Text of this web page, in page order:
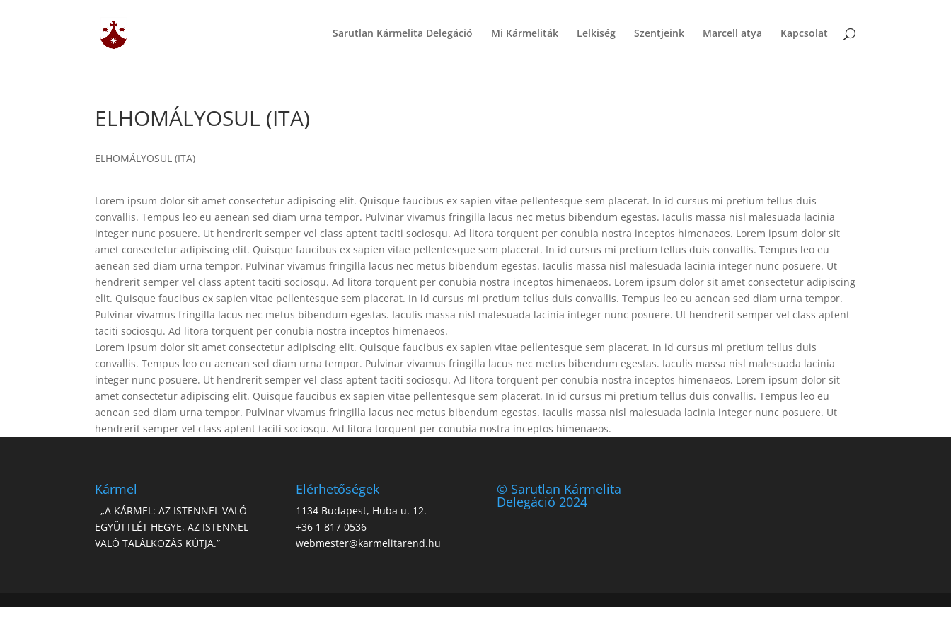
Sarutlan Kármelita Delegáció Mi Kármeliták Lelkiség Szentjeink Marcell atya Kapcsolat
ELHOMÁLYOSUL (ITA)
ELHOMÁLYOSUL (ITA)
Lorem ipsum dolor sit amet consectetur adipiscing elit. Quisque faucibus ex sapien vitae pellentesque sem placerat. In id cursus mi pretium tellus duis
convallis. Tempus leo eu aenean sed diam urna tempor. Pulvinar vivamus fringilla lacus nec metus bibendum egestas. Iaculis massa nisl malesuada lacinia
integer nunc posuere. Ut hendrerit semper vel class aptent taciti sociosqu. Ad litora torquent per conubia nostra inceptos himenaeos. Lorem ipsum dolor sit
amet consectetur adipiscing elit. Quisque faucibus ex sapien vitae pellentesque sem placerat. In id cursus mi pretium tellus duis convallis. Tempus leo eu
aenean sed diam urna tempor. Pulvinar vivamus fringilla lacus nec metus bibendum egestas. Iaculis massa nisl malesuada lacinia integer nunc posuere. Ut
hendrerit semper vel class aptent taciti sociosqu. Ad litora torquent per conubia nostra inceptos himenaeos. Lorem ipsum dolor sit amet consectetur adipiscing
elit. Quisque faucibus ex sapien vitae pellentesque sem placerat. In id cursus mi pretium tellus duis convallis. Tempus leo eu aenean sed diam urna tempor.
Pulvinar vivamus fringilla lacus nec metus bibendum egestas. Iaculis massa nisl malesuada lacinia integer nunc posuere. Ut hendrerit semper vel class aptent
taciti sociosqu. Ad litora torquent per conubia nostra inceptos himenaeos.
Lorem ipsum dolor sit amet consectetur adipiscing elit. Quisque faucibus ex sapien vitae pellentesque sem placerat. In id cursus mi pretium tellus duis
convallis. Tempus leo eu aenean sed diam urna tempor. Pulvinar vivamus fringilla lacus nec metus bibendum egestas. Iaculis massa nisl malesuada lacinia
integer nunc posuere. Ut hendrerit semper vel class aptent taciti sociosqu. Ad litora torquent per conubia nostra inceptos himenaeos. Lorem ipsum dolor sit
amet consectetur adipiscing elit. Quisque faucibus ex sapien vitae pellentesque sem placerat. In id cursus mi pretium tellus duis convallis. Tempus leo eu
aenean sed diam urna tempor. Pulvinar vivamus fringilla lacus nec metus bibendum egestas. Iaculis massa nisl malesuada lacinia integer nunc posuere. Ut
hendrerit semper vel class aptent taciti sociosqu. Ad litora torquent per conubia nostra inceptos himenaeos.
Kármel
„A KÁRMEL: AZ ISTENNEL VALÓ
EGYÜTTLÉT HEGYE, AZ ISTENNEL
VALÓ TALÁLKOZÁS KÚTJA.”
Elérhetőségek
1134 Budapest, Huba u. 12.
+36 1 817 0536
webmester@karmelitarend.hu
© Sarutlan Kármelita
Delegáció 2024